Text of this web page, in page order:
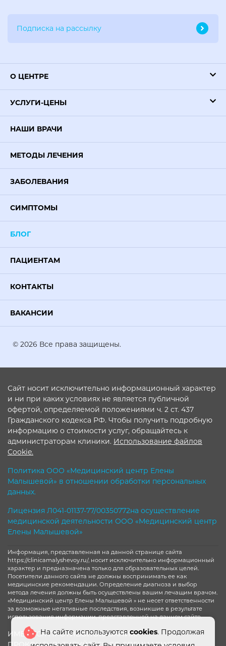
О ЦЕНТРЕ
УСЛУГИ-ЦЕНЫ
НАШИ ВРАЧИ
МЕТОДЫ ЛЕЧЕНИЯ
ЗАБОЛЕВАНИЯ
СИМПТОМЫ
БЛОГ
ПАЦИЕНТАМ
КОНТАКТЫ
ВАКАНСИИ
© 2026 Все права защищены.
Сайт носит исключительно информационный характер
и ни при каких условиях не является публичной
офертой, определяемой положениями ч. 2 ст. 437
Гражданского кодекса РФ. Чтобы получить подробную
информацию о стоимости услуг, обращайтесь к
администраторам клиники. Использование файлов
Cookie.
Политика ООО «Медицинский центр Елены
Малышевой» в отношении обработки персональных
данных.
Лицензия Л041-01137-77/00350772на осуществление
медицинской деятельности ООО «Медицинский центр
Елены Малышевой»
Информация, представленная на данной странице сайта
https://clinicamalyshevoy.ru/, носит исключительно информационный
характер и предназначена только для образовательных целей.
Посетители данного сайта не должны воспринимать ее как
медицинские рекомендации. Определение диагноза и выбор
метода лечения должны быть осуществлены вашим лечащим врачом.
«Медицинский центр Елены Малышевой » не несет ответственности
за возможные негативные последствия, возникшие в результате
использования информации, представленной на данном сайте.
ИМЕЮТСЯ ПРОТИВОПОКАЗАНИЯ.
На сайте используются cookies. Продолжая